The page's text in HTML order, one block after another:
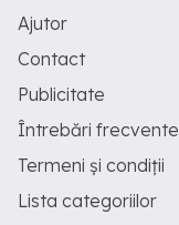
Ajutor
Contact
Publicitate
Întrebări frecvente
Termeni și condiții
Lista categoriilor